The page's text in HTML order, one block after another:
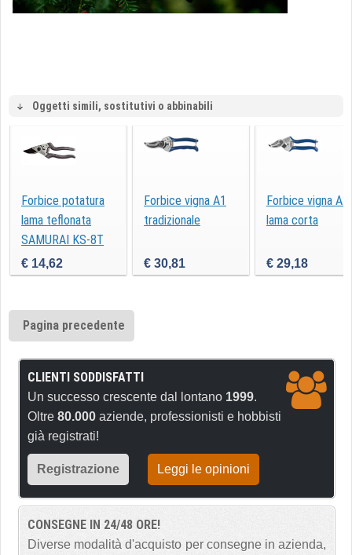
Oggetti simili, sostitutivi o abbinabili
Forbice potatura
lama teflonata
SAMURAI KS-8T
€ 14,62
Forbice vigna A1
tradizionale
€ 30,81
Forbice vigna A3
lama corta
€ 29,18
Pagina precedente
CLIENTI SODDISFATTI
Un successo crescente dal lontano 1999.
Oltre 80.000 aziende, professionisti e hobbisti
già registrati!
Registrazione Leggi le opinioni
CONSEGNE IN 24/48 ORE!
Diverse modalità d'acquisto per consegne in azienda,